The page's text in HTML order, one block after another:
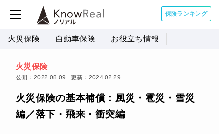
保険ランキング
火災保険 自動車保険 お役立ち情報
火災保険
公開：2022.08.09 更新：2024.02.29
火災保険の基本補償：風災・雹災・雪災
編／落下・飛来・衝突編